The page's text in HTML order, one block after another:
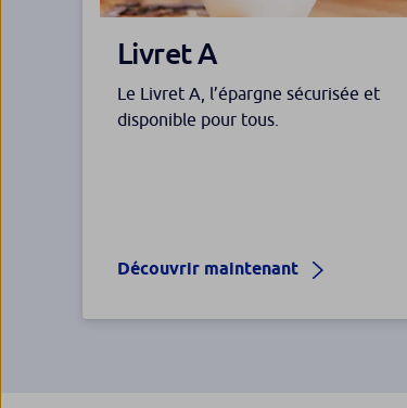
Livret A
Le Livret A, l’épargne sécurisée et
disponible pour tous.
Découvrir maintenant